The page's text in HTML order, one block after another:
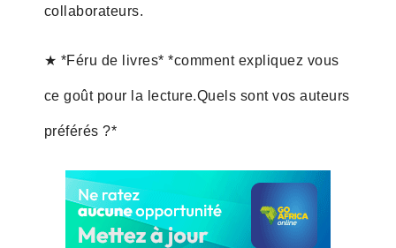
collaborateurs.
★ *Féru de livres* *comment expliquez vous
ce goût pour la lecture.Quels sont vos auteurs
préférés ?*